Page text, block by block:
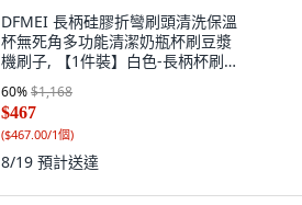
DFMEI 長柄硅膠折彎刷頭清洗保溫
杯無死角多功能清潔奶瓶杯刷豆漿
機刷子, 【1件裝】白色-長柄杯刷
【可摺疊刷頭l無死角】:如圖, 1個
60%$1,168
$467
($467.00/1個)
8/19 預計送達